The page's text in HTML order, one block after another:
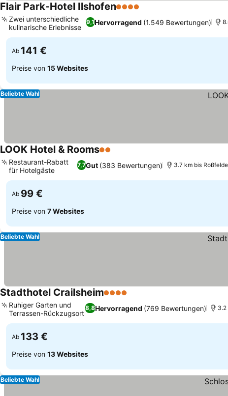
Flair Park-Hotel Ilshofen4 Sterne
9,1Hervorragend (1.549 Bewertungen)
Zwei unterschiedliche
kulinarische Erlebnisse
Ab 141 €
Preise von 15 Websites
Beliebte Wahl
LOOK Hotel & Rooms2 Sterne
7,7Gut (383 Bewertungen)
Restaurant-Rabatt
für Hotelgäste
3.7 km bis
Ab 99 €
Preise von 7 Websites
Beliebte Wahl
Stadthotel Crailsheim4 Sterne
8,8Hervorragend (769 Bewertungen)
Ruhiger Garten und
Terrassen-Rückzugsort
3.2
Ab 133 €
Preise von 13 Websites
Beliebte Wahl